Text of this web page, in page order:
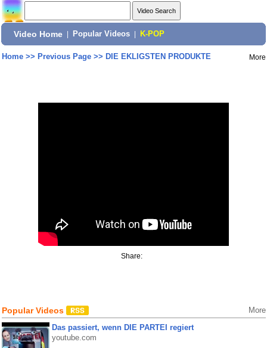
Video Home Popular Videos K-POP
Home>> Previous Page>> DIE EKLIGSTEN PRODUKTE More
Share:
Popular Videos More
Das passiert, wenn DIE PARTEI regiert
youtube.com